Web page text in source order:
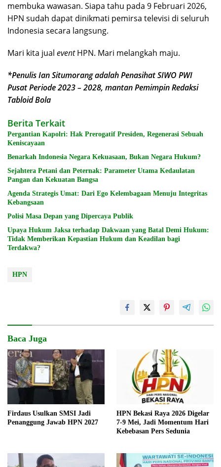
membuka wawasan. Siapa tahu pada 9 Februari 2026,
HPN sudah dapat dinikmati pemirsa televisi di seluruh
Indonesia secara langsung.
Mari kita jual eventHPN. Mari melangkah maju.
*Penulis Ian Situmorang adalah Penasihat SIWO PWI
Pusat Periode 2023 – 2028, mantan Pemimpin Redaksi
Tabloid Bola
Berita Terkait
Pergantian Kapolri: Hak Prerogatif Presiden, Regenerasi Sebuah
Keniscayaan
Benarkah Indonesia Negara Kekuasaan, Bukan Negara Hukum?
Sejahtera Petani dan Peternak: Parameter Utama Kedaulatan
Pangan dan Kekuatan Bangsa
Agenda Strategis Umat: Dari Ego Kelembagaan Menuju Integritas
Kebangsaan
Polisi Masa Depan yang Dipercaya Publik
Upaya Hukum Jaksa terhadap Dakwaan yang Batal Demi Hukum:
Tidak Memberikan Kepastian Hukum dan Keadilan bagi
Terdakwa?
HPN
Baca Juga
Firdaus Usulkan SMSI Jadi
Penanggung Jawab HPN 2027
HPN Bekasi Raya 2026 Digelar
7-9 Mei, Jadi Momentum Hari
Kebebasan Pers Sedunia